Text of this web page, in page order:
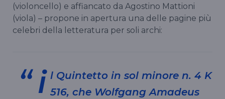
(violoncello) e affiancato da Agostino Mattioni
(viola) – propone in apertura una delle pagine più
celebri della letteratura per soli archi:
i l Quintetto in sol minore n. 4 K
516, che Wolfgang Amadeus